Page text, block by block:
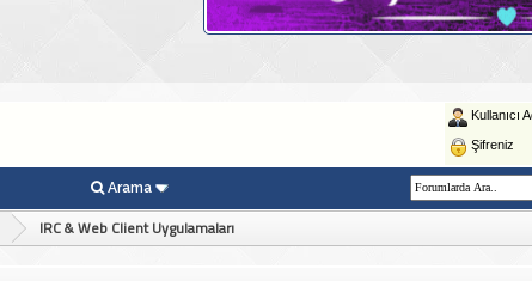
Kullanıcı
Şifreniz
Arama
IRC & Web Client Uygulamaları